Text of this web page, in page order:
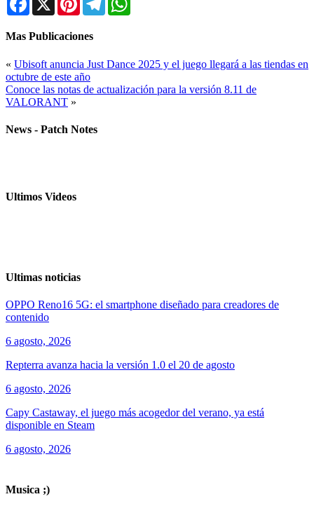
Mas Publicaciones
« Ubisoft anuncia Just Dance 2025 y el juego llegará a las tiendas en
octubre de este año
Conoce las notas de actualización para la versión 8.11 de
VALORANT »
News - Patch Notes
Ultimos Videos
Ultimas noticias
OPPO Reno16 5G: el smartphone diseñado para creadores de
contenido
6 agosto, 2026
Repterra avanza hacia la versión 1.0 el 20 de agosto
6 agosto, 2026
Capy Castaway, el juego más acogedor del verano, ya está
disponible en Steam
6 agosto, 2026
Musica ;)